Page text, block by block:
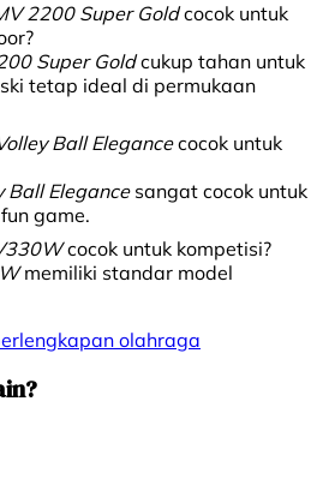
2200 Super Goldcocok untuk
Super Goldcukup tahan untuk
tetap ideal di permukaan
Ball Elegancecocok untuk
Ball Elegancesangat cocok untuk
game.
cocok untuk kompetisi?
memiliki standar model
olahraga